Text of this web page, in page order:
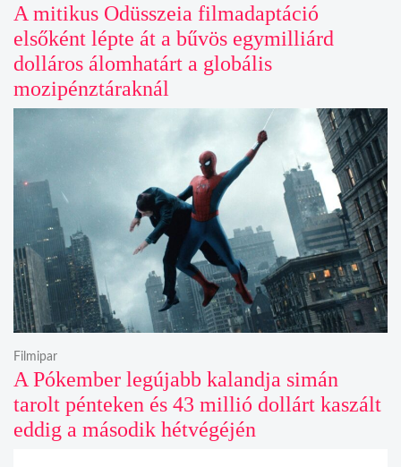
A mitikus Odüsszeia filmadaptáció
elsőként lépte át a bűvös egymilliárd
dolláros álomhatárt a globális
mozipénztáraknál
A Pókember legújabb kalandja simán
tarolt pénteken és 43 millió dollárt kaszált
eddig a második hétvégéjén
Filmipar